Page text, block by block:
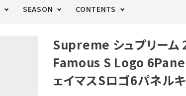
SEASON CONTENTS
Supreme シュプリー
Famous S Logo
ェイマスSロゴ6パネル